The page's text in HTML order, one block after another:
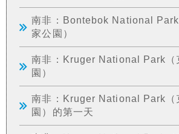
南非：Bontebok National
家公園）
南非：Kruger National Park（
園）
南非：Kruger National Park（
園）的第一天